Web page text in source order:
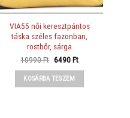
VIA55 női keresztpántos
táska széles fazonban,
rostbőr, sárga
10990Ft Original
was:
10990 Ft.
6490FtCurrent
KOSÁRBA TESZEM